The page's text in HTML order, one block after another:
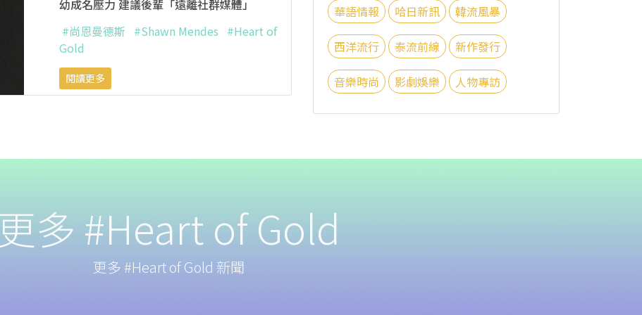
華語情報 哈日新訊 韓流風暴
西洋流行 泰流前線 新作發行
音樂時尚 影劇娛樂 人物專訪
幼成名壓力 建議後輩「遠離社群媒體」
#尚恩曼德斯 #Shawn Mendes #Heart of
Gold
閱讀更多
更多 #Heart of Gold
更多 #Heart of Gold 新聞